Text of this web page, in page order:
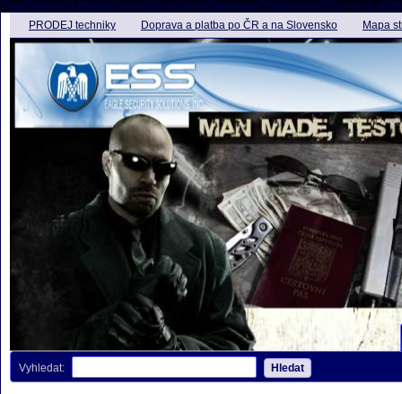
Tagy: detektiv, kancelář, špionážní technika, agentura, zabezpečení, ochrana,
PRODEJ techniky
Doprava a platba po ČR a na Slovensko Mapa
Vyhledat: Hledat